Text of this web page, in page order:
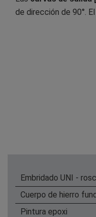
de dirección de 90°.
Embridado UNI -
Cuerpo de hierro
Pintura epoxi